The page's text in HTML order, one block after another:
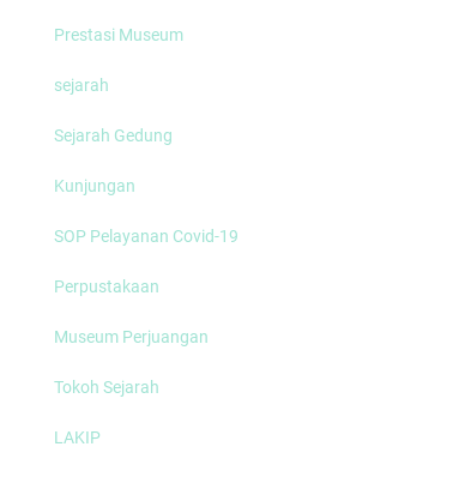
Prestasi Museum
sejarah
Sejarah Gedung
Kunjungan
SOP Pelayanan Covid-19
Perpustakaan
Museum Perjuangan
Tokoh Sejarah
LAKIP